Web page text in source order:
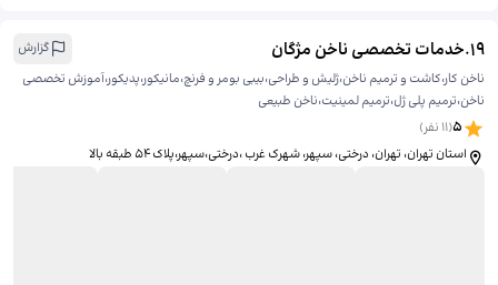
19
.خدمات تخصصی ناخن مژگان
گزارش
ناخن کار،کاشت و ترمیم ناخن،ژلیش و طراحی،بیبی بومر و فرنچ،مانیکور،پدیکور،آموزش تخصصی
ناخن،ترمیم پلی ژل،ترمیم لمینیت،ناخن طبیعی
5
(
11 نفر)
استان تهران، تهران، درختی، سپهر، ​شهرک غرب ،درختی،سپهر،پلاک ۵۴ طبقه بالا